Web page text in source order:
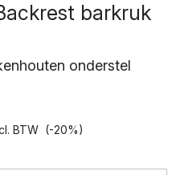
barkruk
onderstel
BTW (-20%)